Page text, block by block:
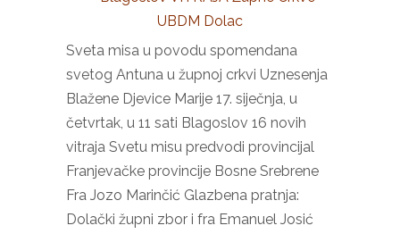
Sveta misa u povodu spomendana
svetog Antuna u župnoj crkvi Uznesenja
Blažene Djevice Marije 17. siječnja, u
četvrtak, u 11 sati Blagoslov 16 novih
vitraja Svetu misu predvodi provincijal
Franjevačke provincije Bosne Srebrene
Fra Jozo Marinčić Glazbena pratnja:
Dolački župni zbor i fra Emanuel Josić